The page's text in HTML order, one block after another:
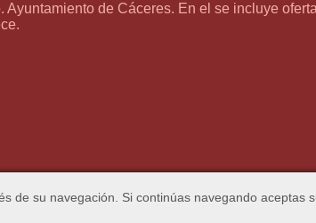
de Cáceres. En el se incluye
de su navegación. Si continúas navegando aceptas